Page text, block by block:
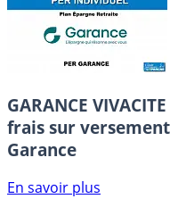
GARANCE
frais sur
Garance
En savoir plus